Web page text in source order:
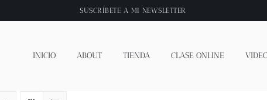
SUSCRÍBETE A MI NEWSLETTER
INICIO ABOUT TIENDA CLASE ONLINE